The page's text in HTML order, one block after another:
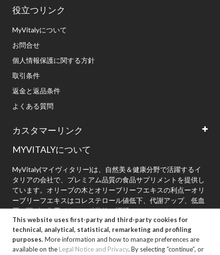
This website uses first-party and third-party cookies for
technical, analytical, statistical, remarketing and profiling
purposes.More information and how to manage preferences are
available on the Legal Notice and Privacy. By selecting “continue”, or
役立つリンク
MyVitalyについて
お問合せ
個人情報保護に関する方針
取引条件
返金と返品条件
よくある質問
カスタマーリンク
MYVITALYについて
MyVitaly(マイヴィタリー)は、自然美＆健康分野で活躍するイ
タリアの会社で、プレミアム品質の食品サプリメントを提供し
ています。オリーブの木とオリーブリーフエキスの利点ーオリ
ーブリーフエキスはコレステロール値低下、代謝アップ、低血
圧に下げる作用があると科学的に証明されております。